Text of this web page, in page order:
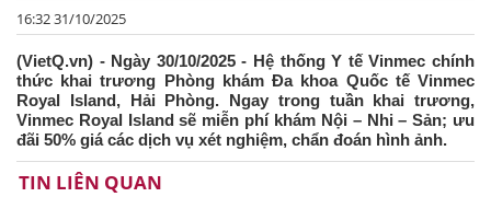
16:32 31/10/2025
(VietQ.vn) - Ngày 30/10/2025 - Hệ thống Y tế Vinmec chính
thức khai trương Phòng khám Đa khoa Quốc tế Vinmec
Royal Island, Hải Phòng. Ngay trong tuần khai trương,
Vinmec Royal Island sẽ miễn phí khám Nội – Nhi – Sản; ưu
đãi 50% giá các dịch vụ xét nghiệm, chẩn đoán hình ảnh.
TIN LIÊN QUAN